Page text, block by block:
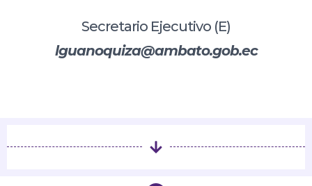
Secretario Ejecutivo (E)
lguanoquiza@ambato.gob.ec